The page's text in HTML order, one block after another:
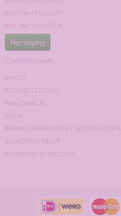
RETURN POLICY
PRIVACY POLICY
Herroeping
Categorieën
SHOP
COLLECTIONS
HANDMADE
SALE
ARRANGEMENTEN & WORKSHOPS
SUNDAY'S BEST
STATEMENT PIECES